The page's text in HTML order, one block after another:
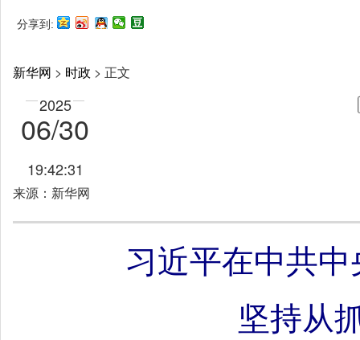
分享到:
新华网 > 时政 > 正文
2025
06/30
19:42:31
来源：新华网
习近平在中共
坚持从